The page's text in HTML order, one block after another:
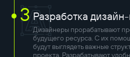
3 Разработка
Дизайнеры прорабатывают
будущего ресурса. С их
будут выглядеть важные
проекта. Разрабатывают